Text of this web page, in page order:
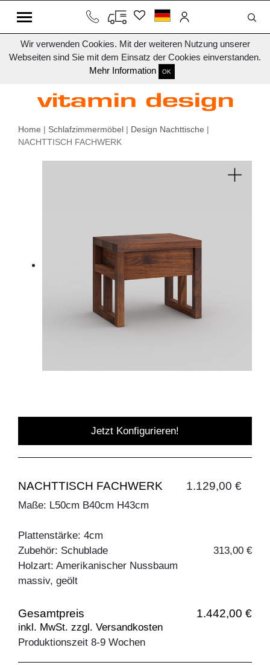
Wir verwenden Cookies. Mit der weiteren Nutzung unserer
Webseiten sind Sie mit dem Einsatz der Cookies einverstanden.
Mehr Information
OK
Home | Schlafzimmermöbel | Design Nachttische |
NACHTTISCH FACHWERK
Jetzt Konfigurieren!
NACHTTISCH FACHWERK 1.129,00 €
Maße: L50cm B40cm H43cm
Plattenstärke: 4cm
Zubehör: Schublade
313,00 €
Holzart: Amerikanischer Nussbaum
massiv, geölt
Gesamtpreis 1.442,00 €
inkl. MwSt. zzgl. Versandkosten
Produktionszeit 8-9 Wochen